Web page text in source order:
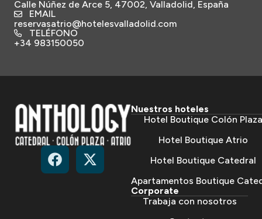
Calle Núñez de Arce 5, 47002, Valladolid, España
EMAIL
reservasatrio@hotelesvalladolid.com
TELÉFONO
+34 983150050
Nuestros hoteles
Hotel Boutique Colón Plaza
Hotel Boutique Atrio
Hotel Boutique Catedral
Apartamentos Boutique
Corporate
Trabaja con nosotros